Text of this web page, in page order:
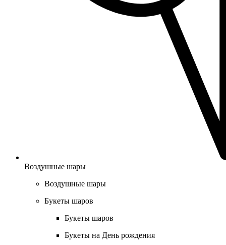
Воздушные шары
Воздушные шары
Букеты шаров
Букеты шаров
Букеты на День рождения